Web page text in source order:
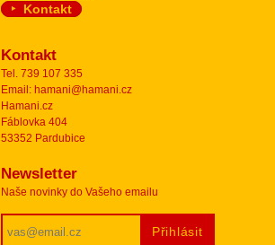
Kontakt
Kontakt
Tel. 739 107 335
Email: hamani@hamani.cz
Hamani.cz
Fáblovka 404
53352 Pardubice
Newsletter
Naše novinky do Vašeho emailu